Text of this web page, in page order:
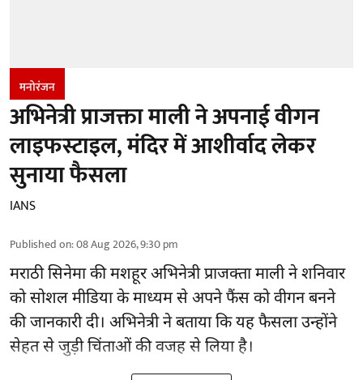
मनोरंजन
अभिनेत्री प्राजक्ता माली ने अपनाई वीगन
लाइफस्टाइल, मंदिर में आशीर्वाद लेकर
सुनाया फैसला
IANS
Published on:08 Aug 2026, 9:30 pm
मराठी सिनेमा की मशहूरअभिनेत्रीप्राजक्ता माली ने शनिवार
को सोशल मीडिया के माध्यम से अपने फैंस को वीगन बनने
की जानकारी दी। अभिनेत्री ने बताया कि यह फैसला उन्होंने
सेहत से जुड़ी चिंताओं की वजह से लिया है।